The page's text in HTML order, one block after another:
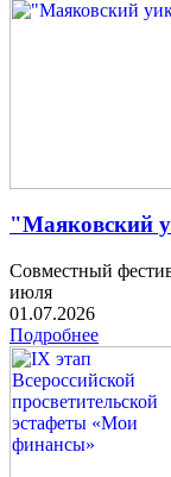
"Маяковский
Совместный
июля
01.07.2026
Подробнее